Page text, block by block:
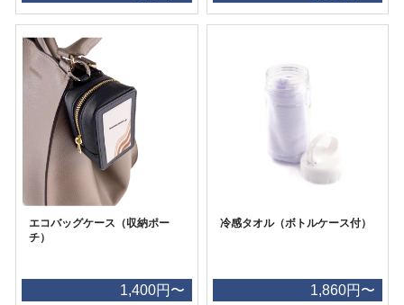
エコバッグケース（収納ポー
チ）
1,400円〜
冷感タオル（ボトルケース付）
1,860円〜